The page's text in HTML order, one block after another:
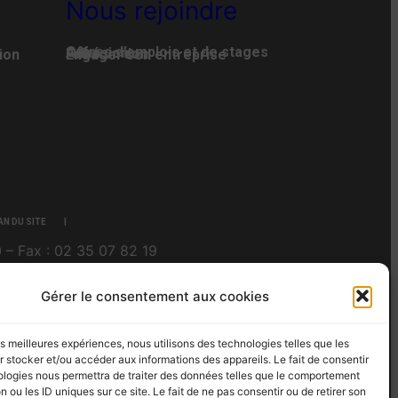
Gérer le consentement aux cookies
meilleures expériences, nous utilisons des technologies telles que les
stocker et/ou accéder aux informations des appareils. Le fait de consentir
nous permettra de traiter des données telles que le comportement
ou les ID uniques sur ce site. Le fait de ne pas consentir ou de retirer son
Nous rejoindre
Offres d’emplois et de stages
Adhésion
Faire un don
Engager son entreprise
DU SITE
– Fax : 02 35 07 82 19